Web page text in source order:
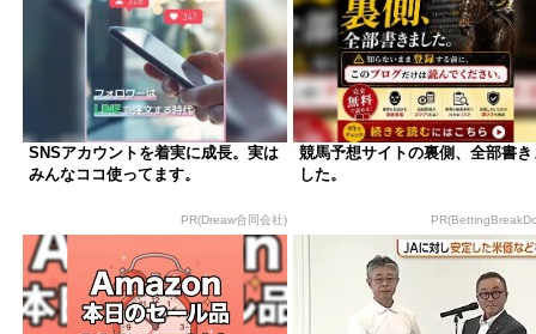
SNSアカウントを着実に成長。実は
みんなココ使ってます。
PR(Dreaw合同会社)
競馬予想サイトの裏側、全部書き
した。